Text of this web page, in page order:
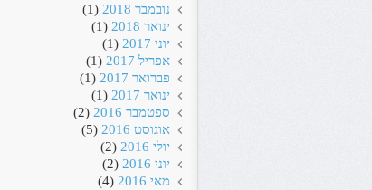
נובמבר 2018
(1)
ינואר 2018
(1)
יוני 2017
(1)
אפריל 2017
(1)
פברואר 2017
(1)
ינואר 2017
(1)
ספטמבר 2016
(2)
אוגוסט 2016
(5)
יולי 2016
(2)
יוני 2016
(2)
מאי 2016
(4)